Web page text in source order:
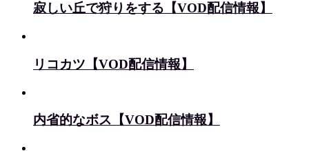
寂しい丘で狩りをする【VOD配信情報】
リコカツ【VOD配信情報】
内省的なボス【VOD配信情報】